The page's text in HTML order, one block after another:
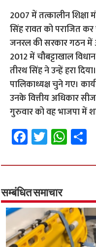
2007 में तत्कालीन शिक्षा
सिंह रावत को पराजित
जनरल की सरकार गठन में
2012 में चौबट्टाखाल
तीरथ सिंह ने उन्हें हरा
पालिकाध्यक्ष चुने गए।
उनके वित्तीय अधिकार
गुरुवार को वह भाजपा में
Fa
ce
b
o
o
k
T
wi
tt
er
W
h
at
p
p
सम्बंधित समाचार